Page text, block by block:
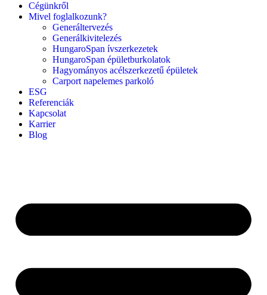
Cégünkről
Mivel foglalkozunk?
Generáltervezés
Generálkivitelezés
HungaroSpan ívszerkezetek
HungaroSpan épületburkolatok
Hagyományos acélszerkezetű épületek
Carport napelemes parkoló
ESG
Referenciák
Kapcsolat
Karrier
Blog